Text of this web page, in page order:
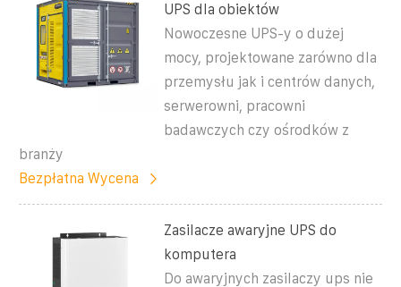
UPS dla obiektów
Nowoczesne UPS-y o dużej
mocy, projektowane zarówno dla
przemysłu jak i centrów danych,
serwerowni, pracowni
badawczych czy ośrodków z
branży
Bezpłatna Wycena
Zasilacze awaryjne UPS do
komputera
Do awaryjnych zasilaczy ups nie